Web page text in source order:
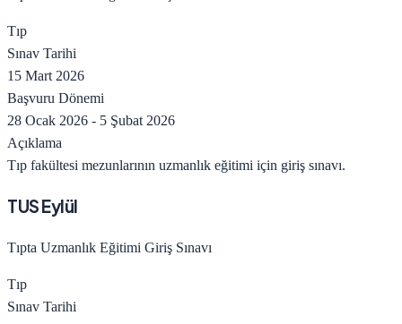
Tıp
Sınav Tarihi
15 Mart 2026
Başvuru Dönemi
28 Ocak 2026 - 5 Şubat 2026
Açıklama
Tıp fakültesi mezunlarının uzmanlık eğitimi için giriş sınavı.
TUS Eylül
Tıpta Uzmanlık Eğitimi Giriş Sınavı
Tıp
Sınav Tarihi